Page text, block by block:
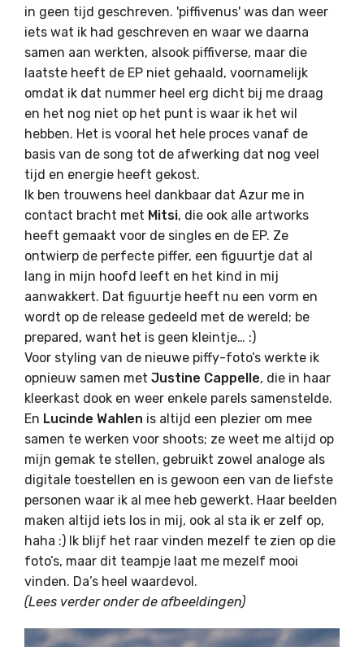
in geen tijd geschreven. 'piffivenus' was dan weer
iets wat ik had geschreven en waar we daarna
samen aan werkten, alsook piffiverse, maar die
laatste heeft de EP niet gehaald, voornamelijk
omdat ik dat nummer heel erg dicht bij me draag
en het nog niet op het punt is waar ik het wil
hebben. Het is vooral het hele proces vanaf de
basis van de song tot de afwerking dat nog veel
tijd en energie heeft gekost.
Ik ben trouwens heel dankbaar dat Azur me in
contact bracht met Mitsi, die ook alle artworks
heeft gemaakt voor de singles en de EP. Ze
ontwierp de perfecte piffer, een figuurtje dat al
lang in mijn hoofd leeft en het kind in mij
aanwakkert. Dat figuurtje heeft nu een vorm en
wordt op de release gedeeld met de wereld; be
prepared, want het is geen kleintje… :)
Voor styling van de nieuwe piffy-foto’s werkte ik
opnieuw samen met Justine Cappelle, die in haar
kleerkast dook en weer enkele parels samenstelde.
En Lucinde Wahlen is altijd een plezier om mee
samen te werken voor shoots; ze weet me altijd op
mijn gemak te stellen, gebruikt zowel analoge als
digitale toestellen en is gewoon een van de liefste
personen waar ik al mee heb gewerkt. Haar beelden
maken altijd iets los in mij, ook al sta ik er zelf op,
haha :) Ik blijf het raar vinden mezelf te zien op die
foto’s, maar dit teampje laat me mezelf mooi
vinden. Da’s heel waardevol.
(Lees verder onder de afbeeldingen)